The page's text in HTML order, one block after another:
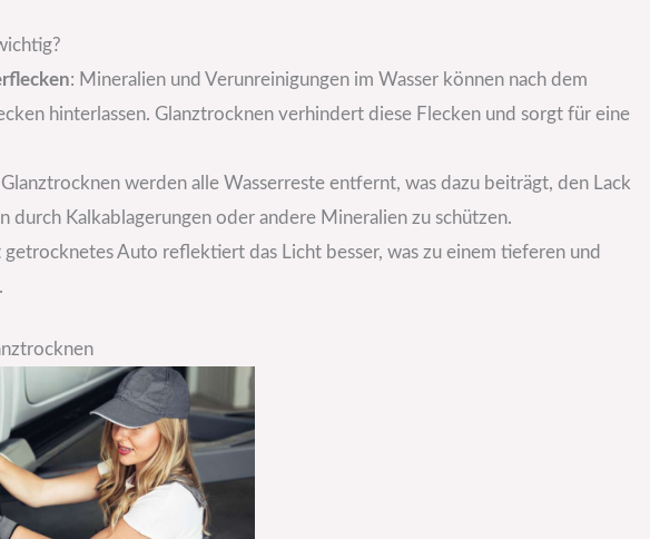
: Mineralien und Verunreinigungen im Wasser können nach dem
hinterlassen. Glanztrocknen verhindert diese Flecken und sorgt für eine
werden alle Wasserreste entfernt, was dazu beiträgt, den Lack
durch Kalkablagerungen oder andere Mineralien zu schützen.
getrocknetes Auto reflektiert das Licht besser, was zu einem tieferen und